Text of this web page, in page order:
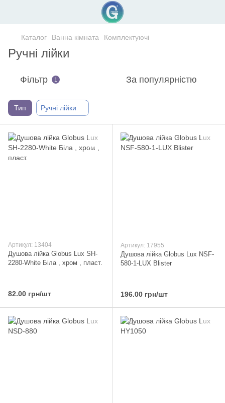
Каталог Ванна кімната Комплектуючі
Ручні лійки
Фільтр 1 За популярністю
Тип Ручні лійки
Артикул: 13404
Душова лійка Globus Lux SH-
2280-White Біла , хром , пласт.
82.00 грн/шт
Артикул: 17955
Душова лійка Globus Lux NSF-
580-1-LUX Blister
196.00 грн/шт